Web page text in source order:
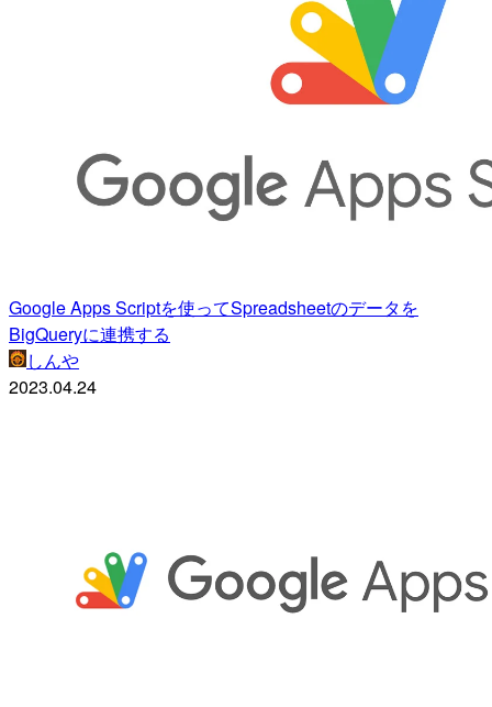
Google Apps Scriptを使ってSpreadsheetのデータを
BigQueryに連携する
しんや
2023.04.24